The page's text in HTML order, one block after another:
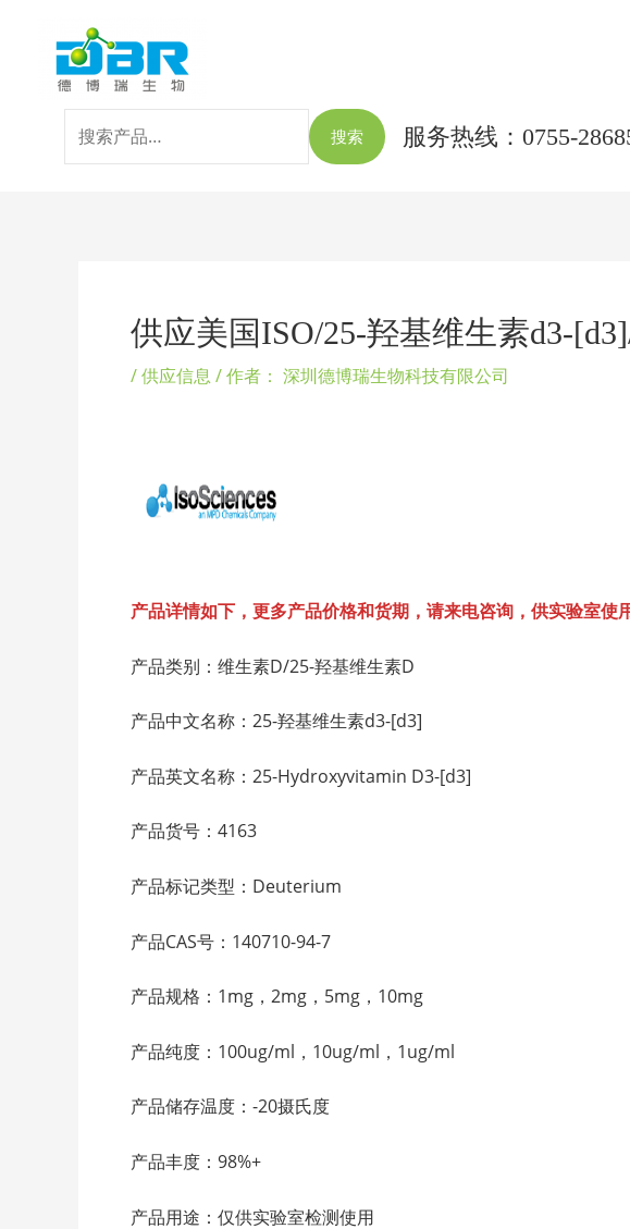
索：
搜索 服务热线：0755-
供应美国ISO/25-羟基维生素d3-
/供应信息 / 作者： 深圳德博瑞生物科技有限公司
产品详情如下，更多产品价格和货期，请来电咨询，供实验室使
产品类别：维生素D/25-羟基维生素D
产品中文名称：25-羟基维生素d3-[d3]
产品英文名称：25-Hydroxyvitamin D3-[d3]
产品货号：4163
产品标记类型：Deuterium
产品CAS号：140710-94-7
产品规格：1mg，2mg，5mg，10mg
产品纯度：100ug/ml，10ug/ml，1ug/ml
产品储存温度：-20摄氏度
产品丰度：98%+
产品用途：仅供实验室检测使用